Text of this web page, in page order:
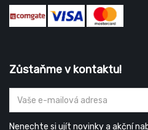
Zůstaňme v kontaktu!
Nenechte si ujít novinky a akční